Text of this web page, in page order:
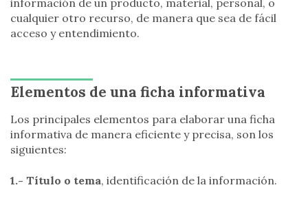
información de un producto, material, personal, o
cualquier otro recurso, de manera que sea de fácil
acceso y entendimiento.
Elementos de una ficha informativa
Los principales elementos para elaborar una ficha
informativa de manera eficiente y precisa, son los
siguientes:
1.- Título o tema, identificación de la información.